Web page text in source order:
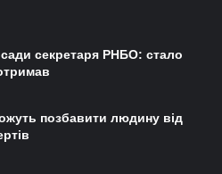
секретаря РНБО: стало
позбавити людину від